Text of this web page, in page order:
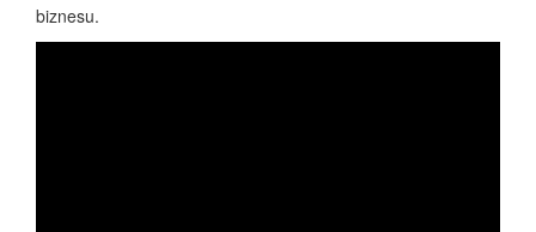
biznesu.